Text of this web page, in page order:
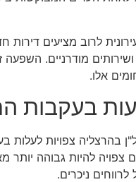
לרוב מציעים דירות
מודרניים.
אלו.
בעקבות
בהרצליה צפויות לעלות
צפויה להיות גבוהה
ניכרים.